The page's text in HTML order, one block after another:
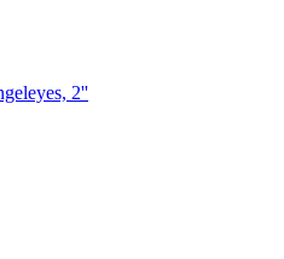
2''